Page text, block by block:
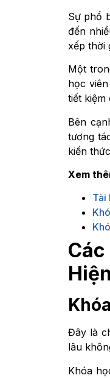
Sự phổ
đến
xếp thời
Một
học
tiết
Bên
tương
kiến
Xem
Tài
Các
Đây là
lâu
Khóa